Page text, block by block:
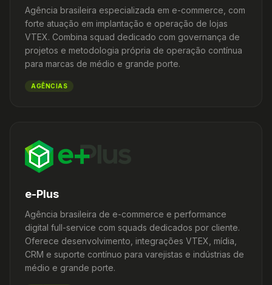
Agência brasileira especializada em e-commerce, com
forte atuação em implantação e operação de lojas
VTEX. Combina squad dedicado com governança de
projetos e metodologia própria de operação contínua
para marcas de médio e grande porte.
AGÊNCIAS
e-Plus
Agência brasileira de e-commerce e performance
digital full-service com squads dedicados por cliente.
Oferece desenvolvimento, integrações VTEX, mídia,
CRM e suporte contínuo para varejistas e indústrias de
médio e grande porte.